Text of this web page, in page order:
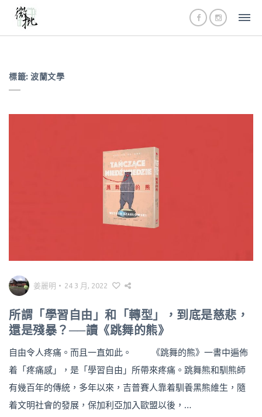
標籤: 波蘭文學
姜麗明 • 24 3 月, 2022
所謂「學習自由」和「轉型」，到底是慈悲，
還是殘暴？──讀《跳舞的熊》
自由令人疼痛。而且一直如此。 《跳舞的熊》一書中遍佈
着「疼痛感」，是「學習自由」所帶來疼痛。跳舞熊和馴熊師
有幾百年的傳統，多年以來，吉普賽人靠着馴養黑熊維生，隨
着文明社會的發展，保加利亞加入歐盟以後，…